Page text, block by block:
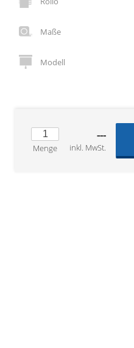
Stoffe
Panneaux
Maße
Modell
Menge
---
inkl. MwSt.